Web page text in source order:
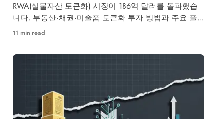
RWA(실물자산 토큰화) 시장이 186억 달러를 돌파했습
니다. 부동산·채권·미술품 토큰화 투자 방법과 주요 플
랫폼을 한눈에 비교합니다.
11 min read